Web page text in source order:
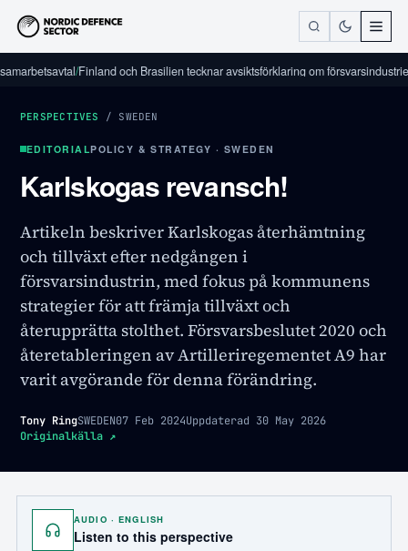
/Finland och Brasilien tecknar avsiktsförklaring om försvarsindustriellt
PERSPECTIVES / SWEDEN
EDITORIALPOLICY & STRATEGY · SWEDEN
Karlskogas revansch!
Artikeln beskriver Karlskogas återhämtning
och tillväxt efter nedgången i
försvarsindustrin, med fokus på kommunens
strategier för att främja tillväxt och
återupprätta stolthet. Försvarsbeslutet 2020 och
återetableringen av Artilleriregementet A9 har
varit avgörande för denna förändring.
Tony RingSWEDEN07 Feb 2024Uppdaterad 30 May 2026
Originalkälla ↗
AUDIO · ENGLISH
Listen to this perspective